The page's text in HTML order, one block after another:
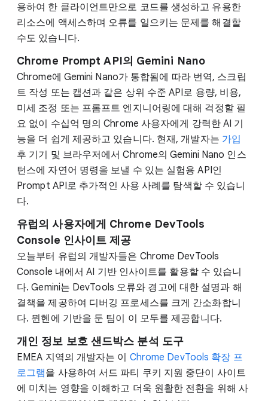
용하여 한 클라이언트만으로 코드를 생성하고 유용한
리소스에 액세스하며 오류를 일으키는 문제를 해결할
수도 있습니다.
Chrome Prompt API의 Gemini Nano
Chrome에 Gemini Nano가 통합됨에 따라 번역, 스크립
트 작성 또는 캡션과 같은 상위 수준 API로 용량, 비용,
미세 조정 또는 프롬프트 엔지니어링에 대해 걱정할 필
요 없이 수십억 명의 Chrome 사용자에게 강력한 AI 기
능을 더 쉽게 제공하고 있습니다. 현재, 개발자는 가입
후 기기 및 브라우저에서 Chrome의 Gemini Nano 인스
턴스에 자연어 명령을 보낼 수 있는 실험용 API인
Prompt API로 추가적인 사용 사례를 탐색할 수 있습니
다.
유럽의 사용자에게 Chrome DevTools
Console 인사이트 제공
오늘부터 유럽의 개발자들은 Chrome DevTools
Console 내에서 AI 기반 인사이트를 활용할 수 있습니
다. Gemini는 DevTools 오류와 경고에 대한 설명과 해
결책을 제공하여 디버깅 프로세스를 크게 간소화합니
다. 뮌헨에 기반을 둔 팀이 이 모두를 제공합니다.
개인 정보 보호 샌드박스 분석 도구
EMEA 지역의 개발자는 이 Chrome DevTools 확장 프
로그램을 사용하여 서드 파티 쿠키 지원 중단이 사이트
에 미치는 영향을 이해하고 더욱 원활한 전환을 위해 사